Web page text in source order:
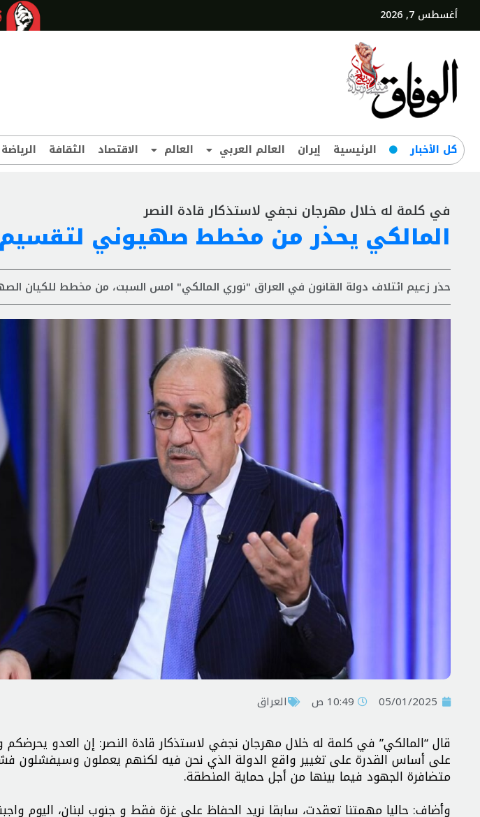
أغسطس 7, 2026
کل‌ الأخبار الرئيسية إيران العالم العربي العالم الاقتصاد الثقافة الرياضة
في كلمة له خلال مهرجان نجفي لاستذكار قادة النصر
المالكي يحذر من مخطط صهيوني
حذر زعيم ائتلاف دولة القانون في العراق "نوري المالكي" امس السبت، من مخطط للكيان
05/01/2025 10:49 ص العراق
قال “المالكي” في كلمة له خلال مهرجان نجفي لاستذكار قادة النصر: إن العدو يحرضكم
على أساس القدرة على تغيير واقع الدولة الذي نحن فيه لكنهم يعملون وسيفشلون
متضافرة الجهود فيما بينها من أجل حماية المنطقة.
وأضاف: حاليا مهمتنا تعقدت، سابقا نريد الحفاظ على غزة فقط و جنوب لبنان، اليوم